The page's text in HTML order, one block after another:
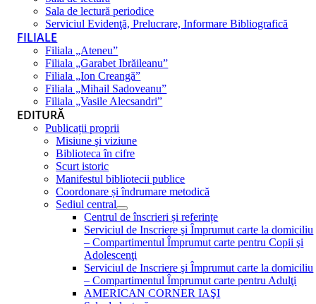
Sala de lectură periodice
Serviciul Evidenţă, Prelucrare, Informare Bibliografică
FILIALE
Filiala „Ateneu”
Filiala „Garabet Ibrăileanu”
Filiala „Ion Creangă”
Filiala „Mihail Sadoveanu”
Filiala „Vasile Alecsandri”
EDITURĂ
Publicații proprii
Misiune şi viziune
Biblioteca în cifre
Scurt istoric
Manifestul bibliotecii publice
Coordonare și îndrumare metodică
Sediul central
Centrul de înscrieri și referințe
Serviciul de Inscriere şi Împrumut carte la domiciliu
– Compartimentul Împrumut carte pentru Copii şi
Adolescenţi
Serviciul de Inscriere şi Împrumut carte la domiciliu
– Compartimentul Împrumut carte pentru Adulţi
AMERICAN CORNER IAŞI